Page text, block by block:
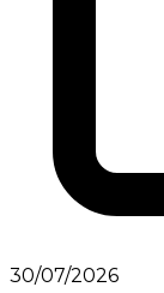
30/07/2026